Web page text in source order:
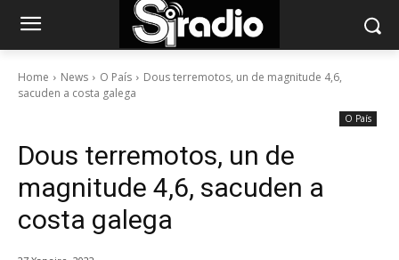
Home News O País
Dous terremotos, un de magnitude 4,6,
sacuden a costa galega
O País
Dous terremotos, un de
magnitude 4,6, sacuden a
costa galega